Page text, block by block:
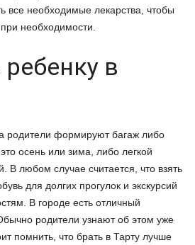
все необходимые лекарства, чтобы
необходимости.
в
родители формируют багаж либо
осень или зима, либо легкой
В любом случае считается, что взять
для долгих прогулок и экскурсий
В городе есть отличный
родители узнают об этом уже
помнить, что брать в Тарту лучше